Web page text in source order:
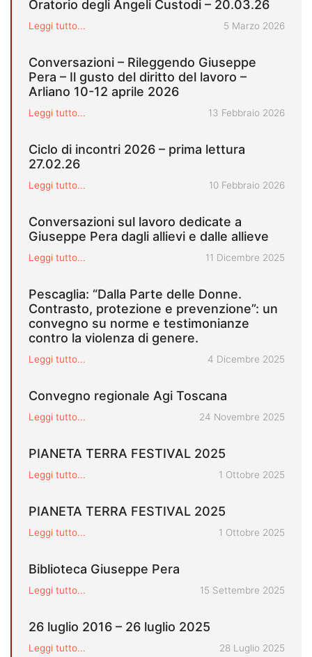
Oratorio degli Angeli Custodi – 20.03.26
Leggi tutto... Pubblicato il
5 Marzo 2026
Conversazioni – Rileggendo Giuseppe
Pera – Il gusto del diritto del lavoro –
Arliano 10-12 aprile 2026
Leggi tutto... Pubblicato il
13 Febbraio 2026
Ciclo di incontri 2026 – prima lettura
27.02.26
Leggi tutto... Pubblicato il
10 Febbraio 2026
Conversazioni sul lavoro dedicate a
Giuseppe Pera dagli allievi e dalle allieve
Leggi tutto... Pubblicato il
11 Dicembre 2025
Pescaglia: “Dalla Parte delle Donne.
Contrasto, protezione e prevenzione”: un
convegno su norme e testimonianze
contro la violenza di genere.
Leggi tutto... Pubblicato il
4 Dicembre 2025
Convegno regionale Agi Toscana
Leggi tutto... Pubblicato il
24 Novembre 2025
PIANETA TERRA FESTIVAL 2025
Leggi tutto... Pubblicato il
1 Ottobre 2025
PIANETA TERRA FESTIVAL 2025
Leggi tutto... Pubblicato il
1 Ottobre 2025
Biblioteca Giuseppe Pera
Leggi tutto... Pubblicato il
15 Settembre 2025
26 luglio 2016 – 26 luglio 2025
Leggi tutto... Pubblicato il
28 Luglio 2025